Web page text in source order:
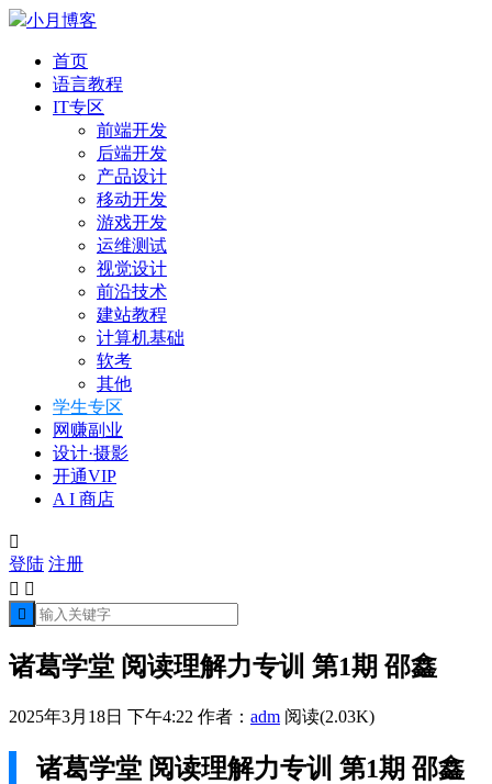
小月博客
首页
语言教程
IT专区
前端开发
后端开发
产品设计
移动开发
游戏开发
运维测试
视觉设计
前沿技术
建站教程
计算机基础
软考
其他
学生专区
网赚副业
设计·摄影
开通VIP
A I 商店

登陆 注册
 

诸葛学堂 阅读理解力专训 第1期 邵鑫
2025年3月18日 下午4:22 作者： adm 阅读(2.03K)
诸葛学堂 阅读理解力专训 第1期 邵鑫